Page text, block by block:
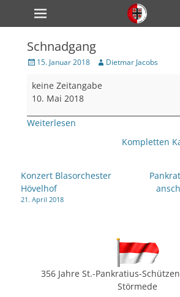
zum
Inhalt
Primärmenü
Schnadgang
Veröffentlicht
15. Januar 2018 Author
Dietmar Jacobs
Schnadgang
keine Zeitangabe
10. Mai 2018
Weiterlesen
Kompletten
Beitragsnavigation
Konzert Blasorchester
Hövelhof
21. April 2018
356 Jahre St.-Pankratius-
Störmede